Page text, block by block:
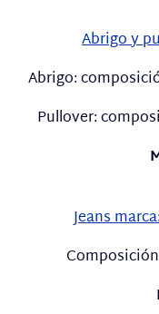
Abrigo y
Abrigo:
Pullover:
Jeans